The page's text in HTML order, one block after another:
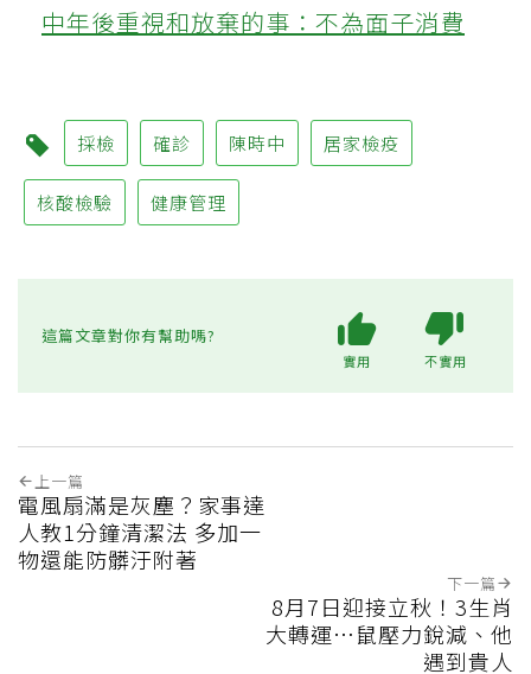
中年後重視和放棄的事：不為面子消費
採檢 確診 陳時中 居家檢疫
核酸檢驗 健康管理
這篇文章對你有幫助嗎?
實用 不實用
上一篇
電風扇滿是灰塵？家事達
人教1分鐘清潔法 多加一
物還能防髒汙附著
下一篇
8月7日迎接立秋！3生肖
大轉運…鼠壓力銳減、他
遇到貴人